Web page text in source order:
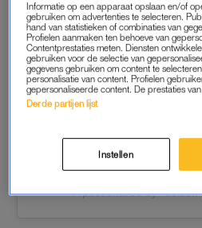
A post shared by Nielson
Informatie op een apparaat opslaan en/of
gebruiken om advertenties te selecteren.
hand van statistieken of combinaties van
Profielen aanmaken ten behoeve van
Contentprestaties meten. Diensten
gebruiken voor de selectie van
gegevens gebruiken om content te
personalisatie van content. Profielen
gepersonaliseerde content. De prestaties
Derde partijen lijst
Instellen